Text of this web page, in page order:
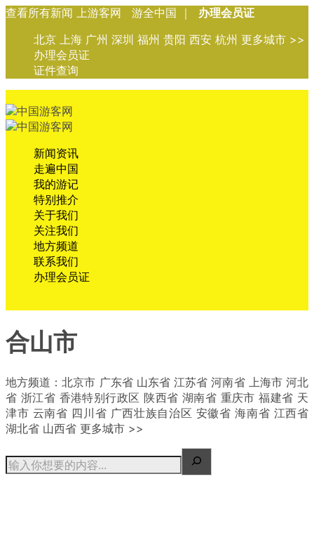
查看所有新闻 上游客网 游全中国 ｜
办理会员证
北京 上海 广州 深圳 福州 贵阳 西安 杭州 更多城市 >>
办理会员证
证件查询
新闻资讯
走遍中国
我的游记
特别推介
关于我们
关注我们
地方频道
联系我们
办理会员证
合山市
地方频道：北京市 广东省 山东省 江苏省 河南省 上海市 河北
省 浙江省 香港特别行政区 陕西省 湖南省 重庆市 福建省 天
津市 云南省 四川省 广西壮族自治区 安徽省 海南省 江西省
湖北省 山西省 更多城市 >>